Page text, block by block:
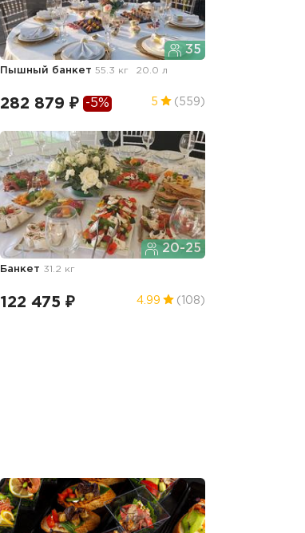
35
Пышный банкет55.3 кг 20.0 л
282 879 ₽ -5% 5 (559)
20-25
Банкет 31.2 кг
122 475 ₽ 4.99 (108)